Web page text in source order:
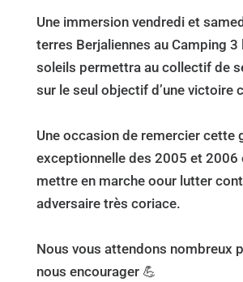
Une immersion vendredi et
terres Berjaliennes au Camping 3
soleils permettra au collectif de
sur le seul objectif d’une victoire
Une occasion de remercier cette
exceptionnelle des 2005 et 2006
mettre en marche oour lutter
adversaire très coriace.
Nous vous attendons nombreux
nous encourager 💪